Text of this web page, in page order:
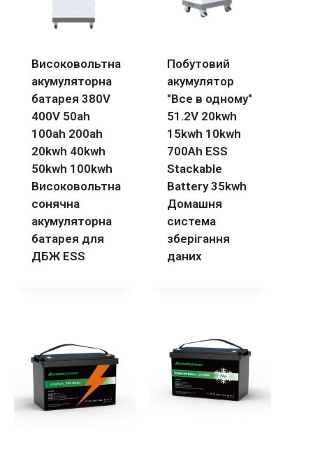
Високовольтна
акумуляторна
батарея 380V
400V 50ah
100ah 200ah
20kwh 40kwh
50kwh 100kwh
Високовольтна
сонячна
акумуляторна
батарея для
ДБЖ ESS
Побутовий
акумулятор
"Все в одному"
51.2V 20kwh
15kwh 10kwh
700Ah ESS
Stackable
Battery 35kwh
Домашня
система
зберігання
даних